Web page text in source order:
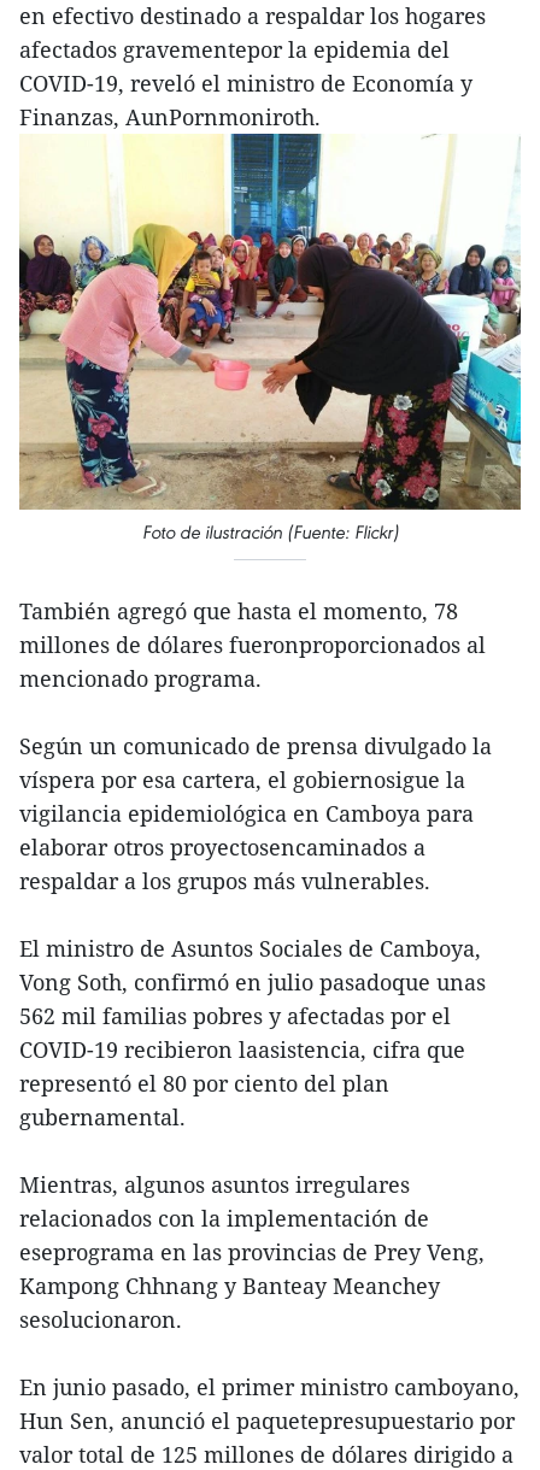
en efectivo destinado a respaldar los hogares
afectados gravementepor la epidemia del
COVID-19, reveló el ministro de Economía y
Finanzas, AunPornmoniroth.
Foto de ilustración (Fuente: Flickr)
También agregó que hasta el momento, 78
millones de dólares fueronproporcionados al
mencionado programa.
Según un comunicado de prensa divulgado la
víspera por esa cartera, el gobiernosigue la
vigilancia epidemiológica en Camboya para
elaborar otros proyectosencaminados a
respaldar a los grupos más vulnerables.
El ministro de Asuntos Sociales de Camboya,
Vong Soth, confirmó en julio pasadoque unas
562 mil familias pobres y afectadas por el
COVID-19 recibieron laasistencia, cifra que
representó el 80 por ciento del plan
gubernamental.
Mientras, algunos asuntos irregulares
relacionados con la implementación de
eseprograma en las provincias de Prey Veng,
Kampong Chhnang y Banteay Meanchey
sesolucionaron.
En junio pasado, el primer ministro camboyano,
Hun Sen, anunció el paquetepresupuestario por
valor total de 125 millones de dólares dirigido a